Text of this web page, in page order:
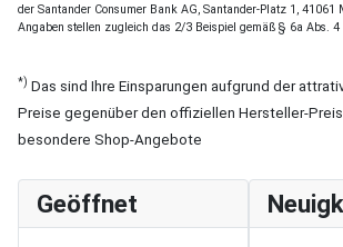
der Santander Consumer Bank AG, Santander-Platz 1, 41061
Angaben stellen zugleich das 2/3 Beispiel gemäß § 6a Abs. 4
*) Das sind Ihre Einsparungen aufgrund der
Preise gegenüber den offiziellen Hersteller-
besondere Shop-Angebote
Geöffnet